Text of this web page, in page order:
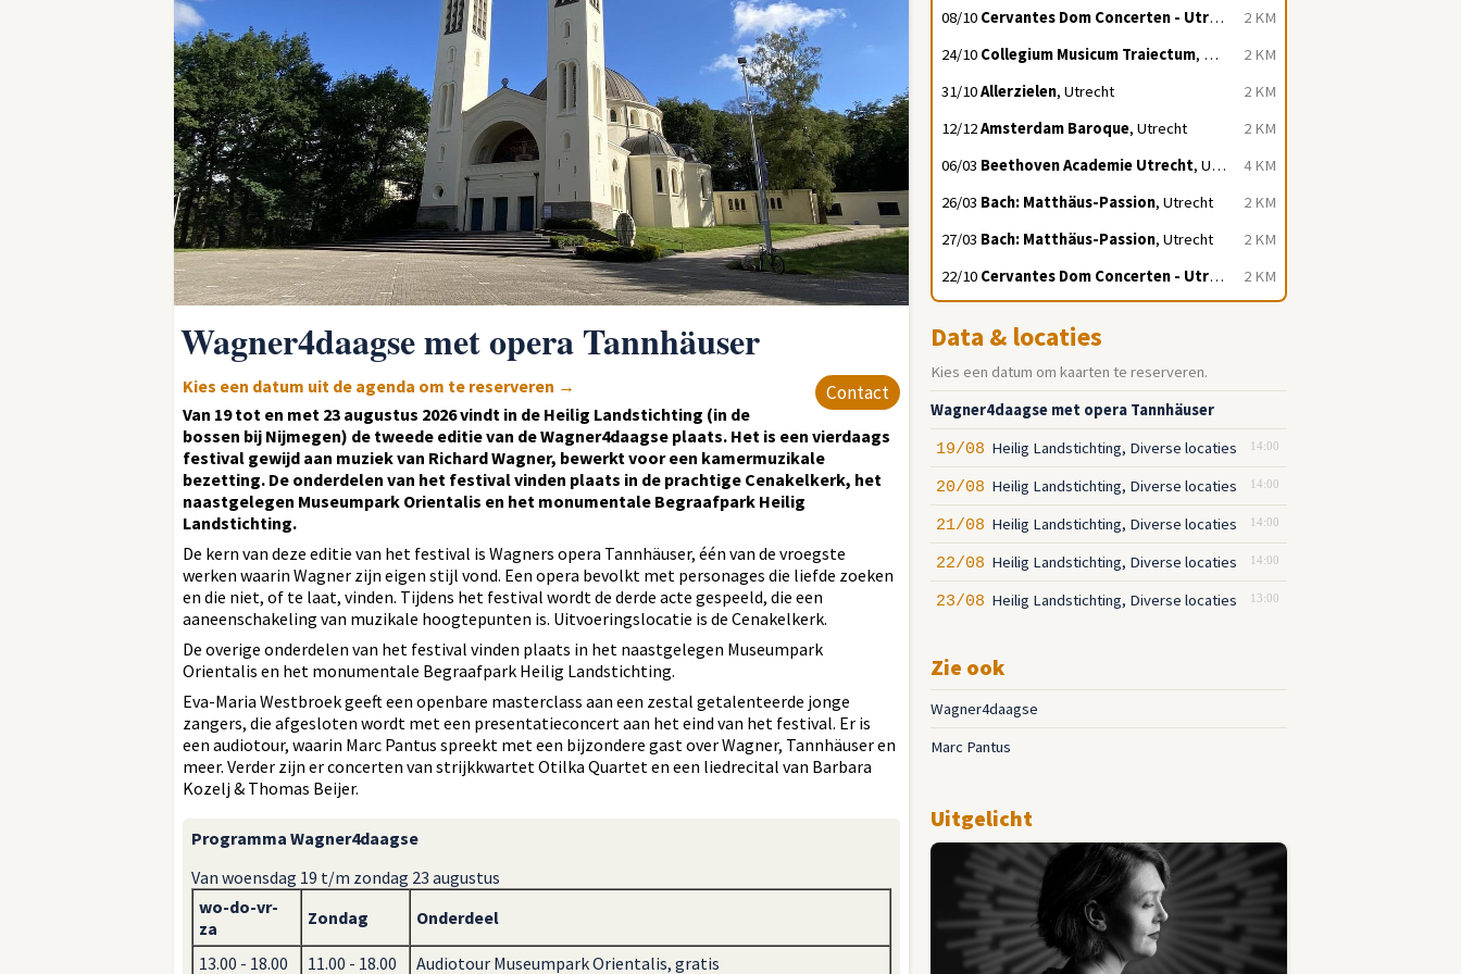
Wagner4daagse met opera Tannhäuser
Contact
Kies een datum uit de agenda om te reserveren →
Van 19 tot en met 23 augustus 2026 vindt in de Heilig Landstichting (in de
bossen bij Nijmegen) de tweede editie van de Wagner4daagse plaats. Het is een vierdaags
festival gewijd aan muziek van Richard Wagner, bewerkt voor een kamermuzikale
bezetting. De onderdelen van het festival vinden plaats in de prachtige Cenakelkerk, het
naastgelegen Museumpark Orientalis en het monumentale Begraafpark Heilig
Landstichting.
De kern van deze editie van het festival is Wagners opera Tannhäuser, één van de vroegste
werken waarin Wagner zijn eigen stijl vond. Een opera bevolkt met personages die liefde zoeken
en die niet, of te laat, vinden. Tijdens het festival wordt de derde acte gespeeld, die een
aaneenschakeling van muzikale hoogtepunten is. Uitvoeringslocatie is de Cenakelkerk.
De overige onderdelen van het festival vinden plaats in het naastgelegen Museumpark
Orientalis en het monumentale Begraafpark Heilig Landstichting.
Eva-Maria Westbroek geeft een openbare masterclass aan een zestal getalenteerde jonge
zangers, die afgesloten wordt met een presentatieconcert aan het eind van het festival. Er is
een audiotour, waarin Marc Pantus spreekt met een bijzondere gast over Wagner, Tannhäuser en
meer. Verder zijn er concerten van strijkkwartet Otilka Quartet en een liedrecital van Barbara
Kozelj & Thomas Beijer.
Programma Wagner4daagse
Van woensdag 19 t/m zondag 23 augustus
wo-do-vr-
za
Zondag Onderdeel
13.00 - 18.00 11.00 - 18.00 Audiotour Museumpark Orientalis, gratis
2 KM
08/10 Cervantes Dom Concerten - Utrecht
, Utrecht
2 KM
24/10 Collegium Musicum Traiectum, Utrecht
2 KM
31/10Allerzielen, Utrecht
2 KM
12/12Amsterdam Baroque, Utrecht
4 KM
06/03 Beethoven Academie Utrecht, Utrecht
2 KM
26/03 Bach: Matthäus-Passion, Utrecht
2 KM
27/03 Bach: Matthäus-Passion, Utrecht
2 KM
22/10 Cervantes Dom Concerten - Utrecht , Utrecht
Data & locaties
Kies een datum om kaarten te reserveren.
Wagner4daagse met opera Tannhäuser
14:00
19/08 Heilig Landstichting, Diverse locaties
14:00
20/08 Heilig Landstichting, Diverse locaties
14:00
21/08 Heilig Landstichting, Diverse locaties
14:00
22/08 Heilig Landstichting, Diverse locaties
13:00
23/08 Heilig Landstichting, Diverse locaties
Zie ook
Wagner4daagse
Marc Pantus
Uitgelicht